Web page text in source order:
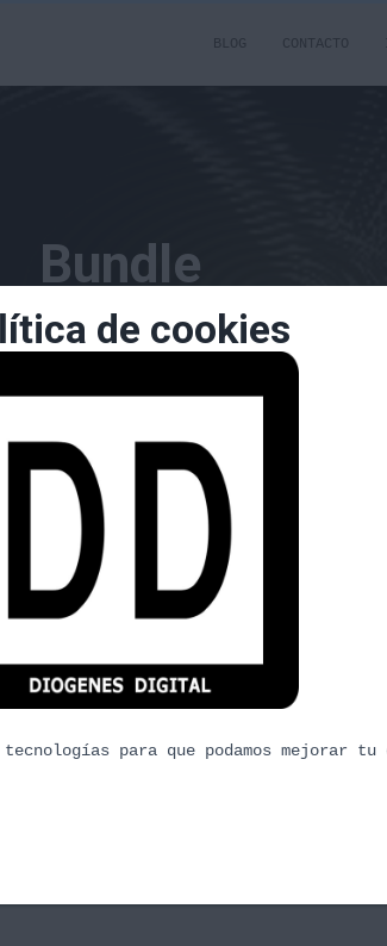
BLOG CONTACTO
Bundle
y la primera impresión de
pinta. Y sobre todo explicación
de cookies
para que podamos mejorar tu